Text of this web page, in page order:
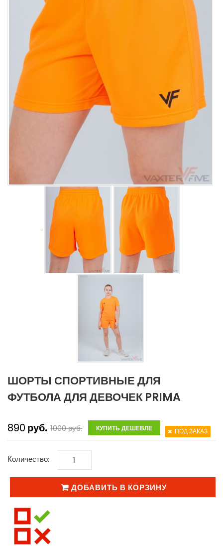
ШОРТЫ СПОРТИВНЫЕ ДЛЯ
ФУТБОЛА ДЛЯ ДЕВОЧЕК PRIMA
890 руб. 1000руб. КУПИТЬ ДЕШЕВЛЕ ПОД ЗАКАЗ
Количество:
ДОБАВИТЬ В КОРЗИНУ